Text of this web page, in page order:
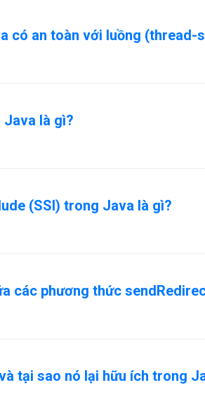
có an toàn với luồng (thread-
là gì?
(SSI) trong Java là gì?
các phương thức
tại sao nó lại hữu ích trong